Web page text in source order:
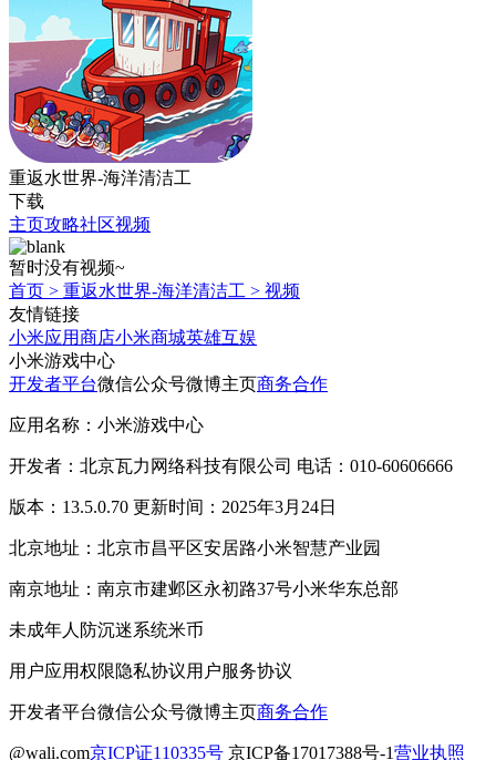
重返水世界-海洋清洁工
下载
主页攻略社区视频
暂时没有视频~
首页 > 重返水世界-海洋清洁工 > 视频
友情链接
小米应用商店小米商城英雄互娱
小米游戏中心
开发者平台微信公众号微博主页商务合作
应用名称：小米游戏中心
开发者：北京瓦力网络科技有限公司 电话：010-60606666
版本：13.5.0.70 更新时间：2025年3月24日
北京地址：北京市昌平区安居路小米智慧产业园
南京地址：南京市建邺区永初路37号小米华东总部
未成年人防沉迷系统米币
用户应用权限隐私协议用户服务协议
开发者平台微信公众号微博主页商务合作
@wali.com京ICP证110335号 京ICP备17017388号-1营业执照